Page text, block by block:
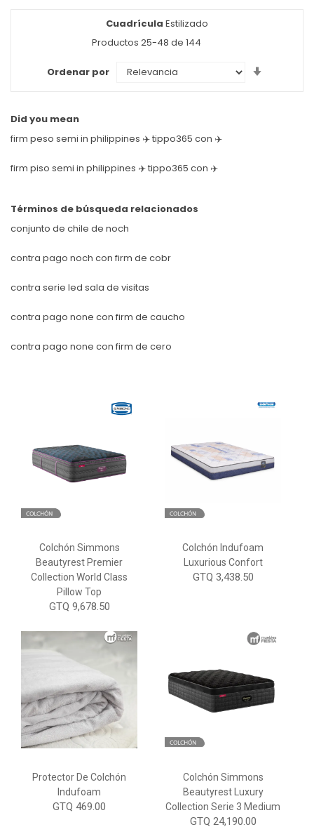
Ver
como
Cuadrícula Estilizado
Productos 25-48 de 144
Ordenar por
Did you mean
firm peso semi in philippines ✈️ tippo365 con ✈️
firm piso semi in philippines ✈️ tippo365 con ✈️
Términos de búsqueda relacionados
conjunto de chile de noch
contra pago noch con firm de cobr
contra serie led sala de visitas
contra pago none con firm de caucho
contra pago none con firm de cero
Colchón Simmons
Beautyrest Premier
Collection World Class
Pillow Top
GTQ 9,678.50
Colchón Indufoam
Luxurious Confort
GTQ 3,438.50
Protector De Colchón
Indufoam
GTQ 469.00
Colchón Simmons
Beautyrest Luxury
Collection Serie 3 Medium
GTQ 24,190.00